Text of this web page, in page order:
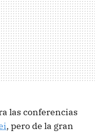
las conferencias
, pero de la gran